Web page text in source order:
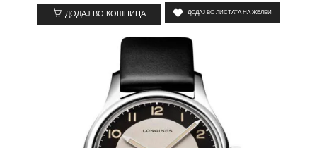
ДОДАЈ ВО КОШНИЦА ДОДАЈ ВО ЛИСТАТА НА ЖЕЛБИ